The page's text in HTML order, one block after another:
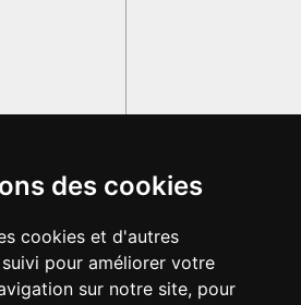
des cookies
cookies et d'autres
pour améliorer votre
sur notre site, pour